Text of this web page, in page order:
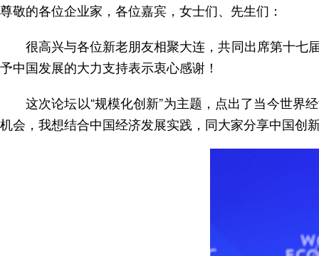
尊敬的各位企业家，各位嘉宾，女士们、先生们：
很高兴与各位新老朋友相聚大连，共同出席第十七
予中国发展的大力支持表示衷心感谢！
这次论坛以“规模化创新”为主题，点出了当今世
机会，我想结合中国经济发展实践，同大家分享中国创